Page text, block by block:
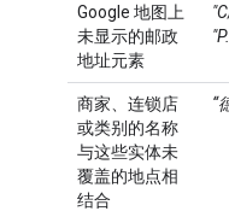
Google 地图上
未显示的邮政
地址元素
商家、连锁店
或类别的名称
与这些实体未
覆盖的地点相
结合
“